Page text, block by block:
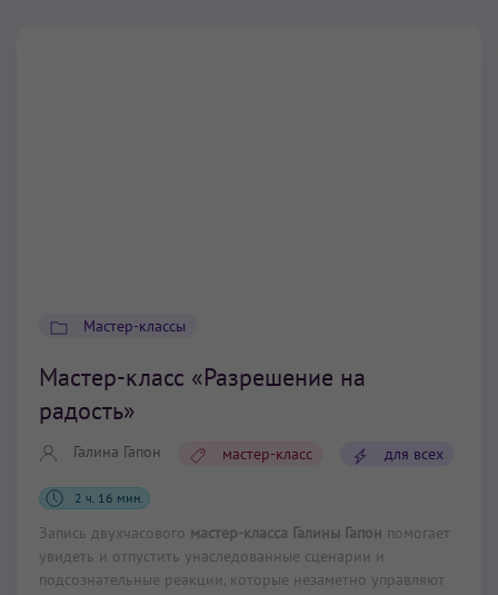
Мастер-классы
Мастер-класс «Разрешение на
радость»
Галина Гапон мастер-класс для всех
2 ч. 16 мин.
Запись двухчасового мастер-класса Галины Гапон помогает
увидеть и отпустить унаследованные сценарии и
подсознательные реакции, которые незаметно управляют